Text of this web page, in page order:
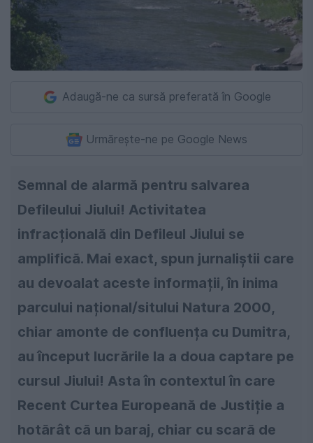
Adaugă-ne ca sursă preferată în Google
Urmărește-ne pe Google News
Semnal de alarmă pentru salvarea
Defileului Jiului! Activitatea
infracțională din Defileul Jiului se
amplifică. Mai exact, spun jurnaliștii care
au devoalat aceste informații, în inima
parcului național/sitului Natura 2000,
chiar amonte de confluența cu Dumitra,
au început lucrările la a doua captare pe
cursul Jiului! Asta în contextul în care
Recent Curtea Europeană de Justiție a
hotărât că un baraj, chiar cu scară de